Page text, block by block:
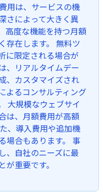
用は、サービスの機
さによって大きく異
高度な機能を持つ月額
存在します。 無料ツ
に限定される場合が
、リアルタイムデー
、カスタマイズされ
よるコンサルティング
大規模なウェブサイ
は、月額費用が高額
、導入費用や追加機
場合もあります。 事
、自社のニーズに最
重要です。